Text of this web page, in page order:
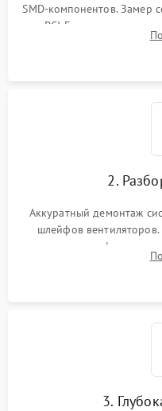
Механические
SMD-компонентов. Замер
PCI-E и
короткое замыкание
2.
Аккуратный демонтаж
шлейфов
кристалла
памяти и зоны VRM.
3.